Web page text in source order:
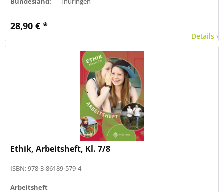
28,90 € *
Details ›
Ethik, Arbeitsheft, Kl. 7/8
ISBN: 978-3-86189-579-4
Arbeitsheft